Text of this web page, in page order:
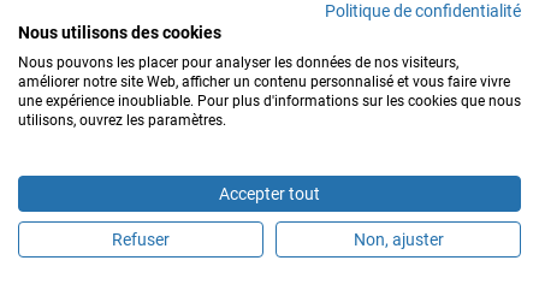
Dr.med. Claudia Vargas Peraza
Interniste / Médecine interne
Schönstraße 5-7, Berlin Deutschland
Dr. (CO) Edgar Vargas-Cardenas
Humboldtstraße 1, Simmerath Deutschland
Daniela Varges
Neurologue
Politique de confidentialité
Nous utilisons des cookies
Nous pouvons les placer pour analyser les données de nos visiteurs,
améliorer notre site Web, afficher un contenu personnalisé et vous faire vivre
une expérience inoubliable. Pour plus d'informations sur les cookies que nous
utilisons, ouvrez les paramètres.
Accepter tout
Refuser Non, ajuster